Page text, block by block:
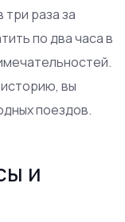
раза за
по два часа в
вы
поездов.
и